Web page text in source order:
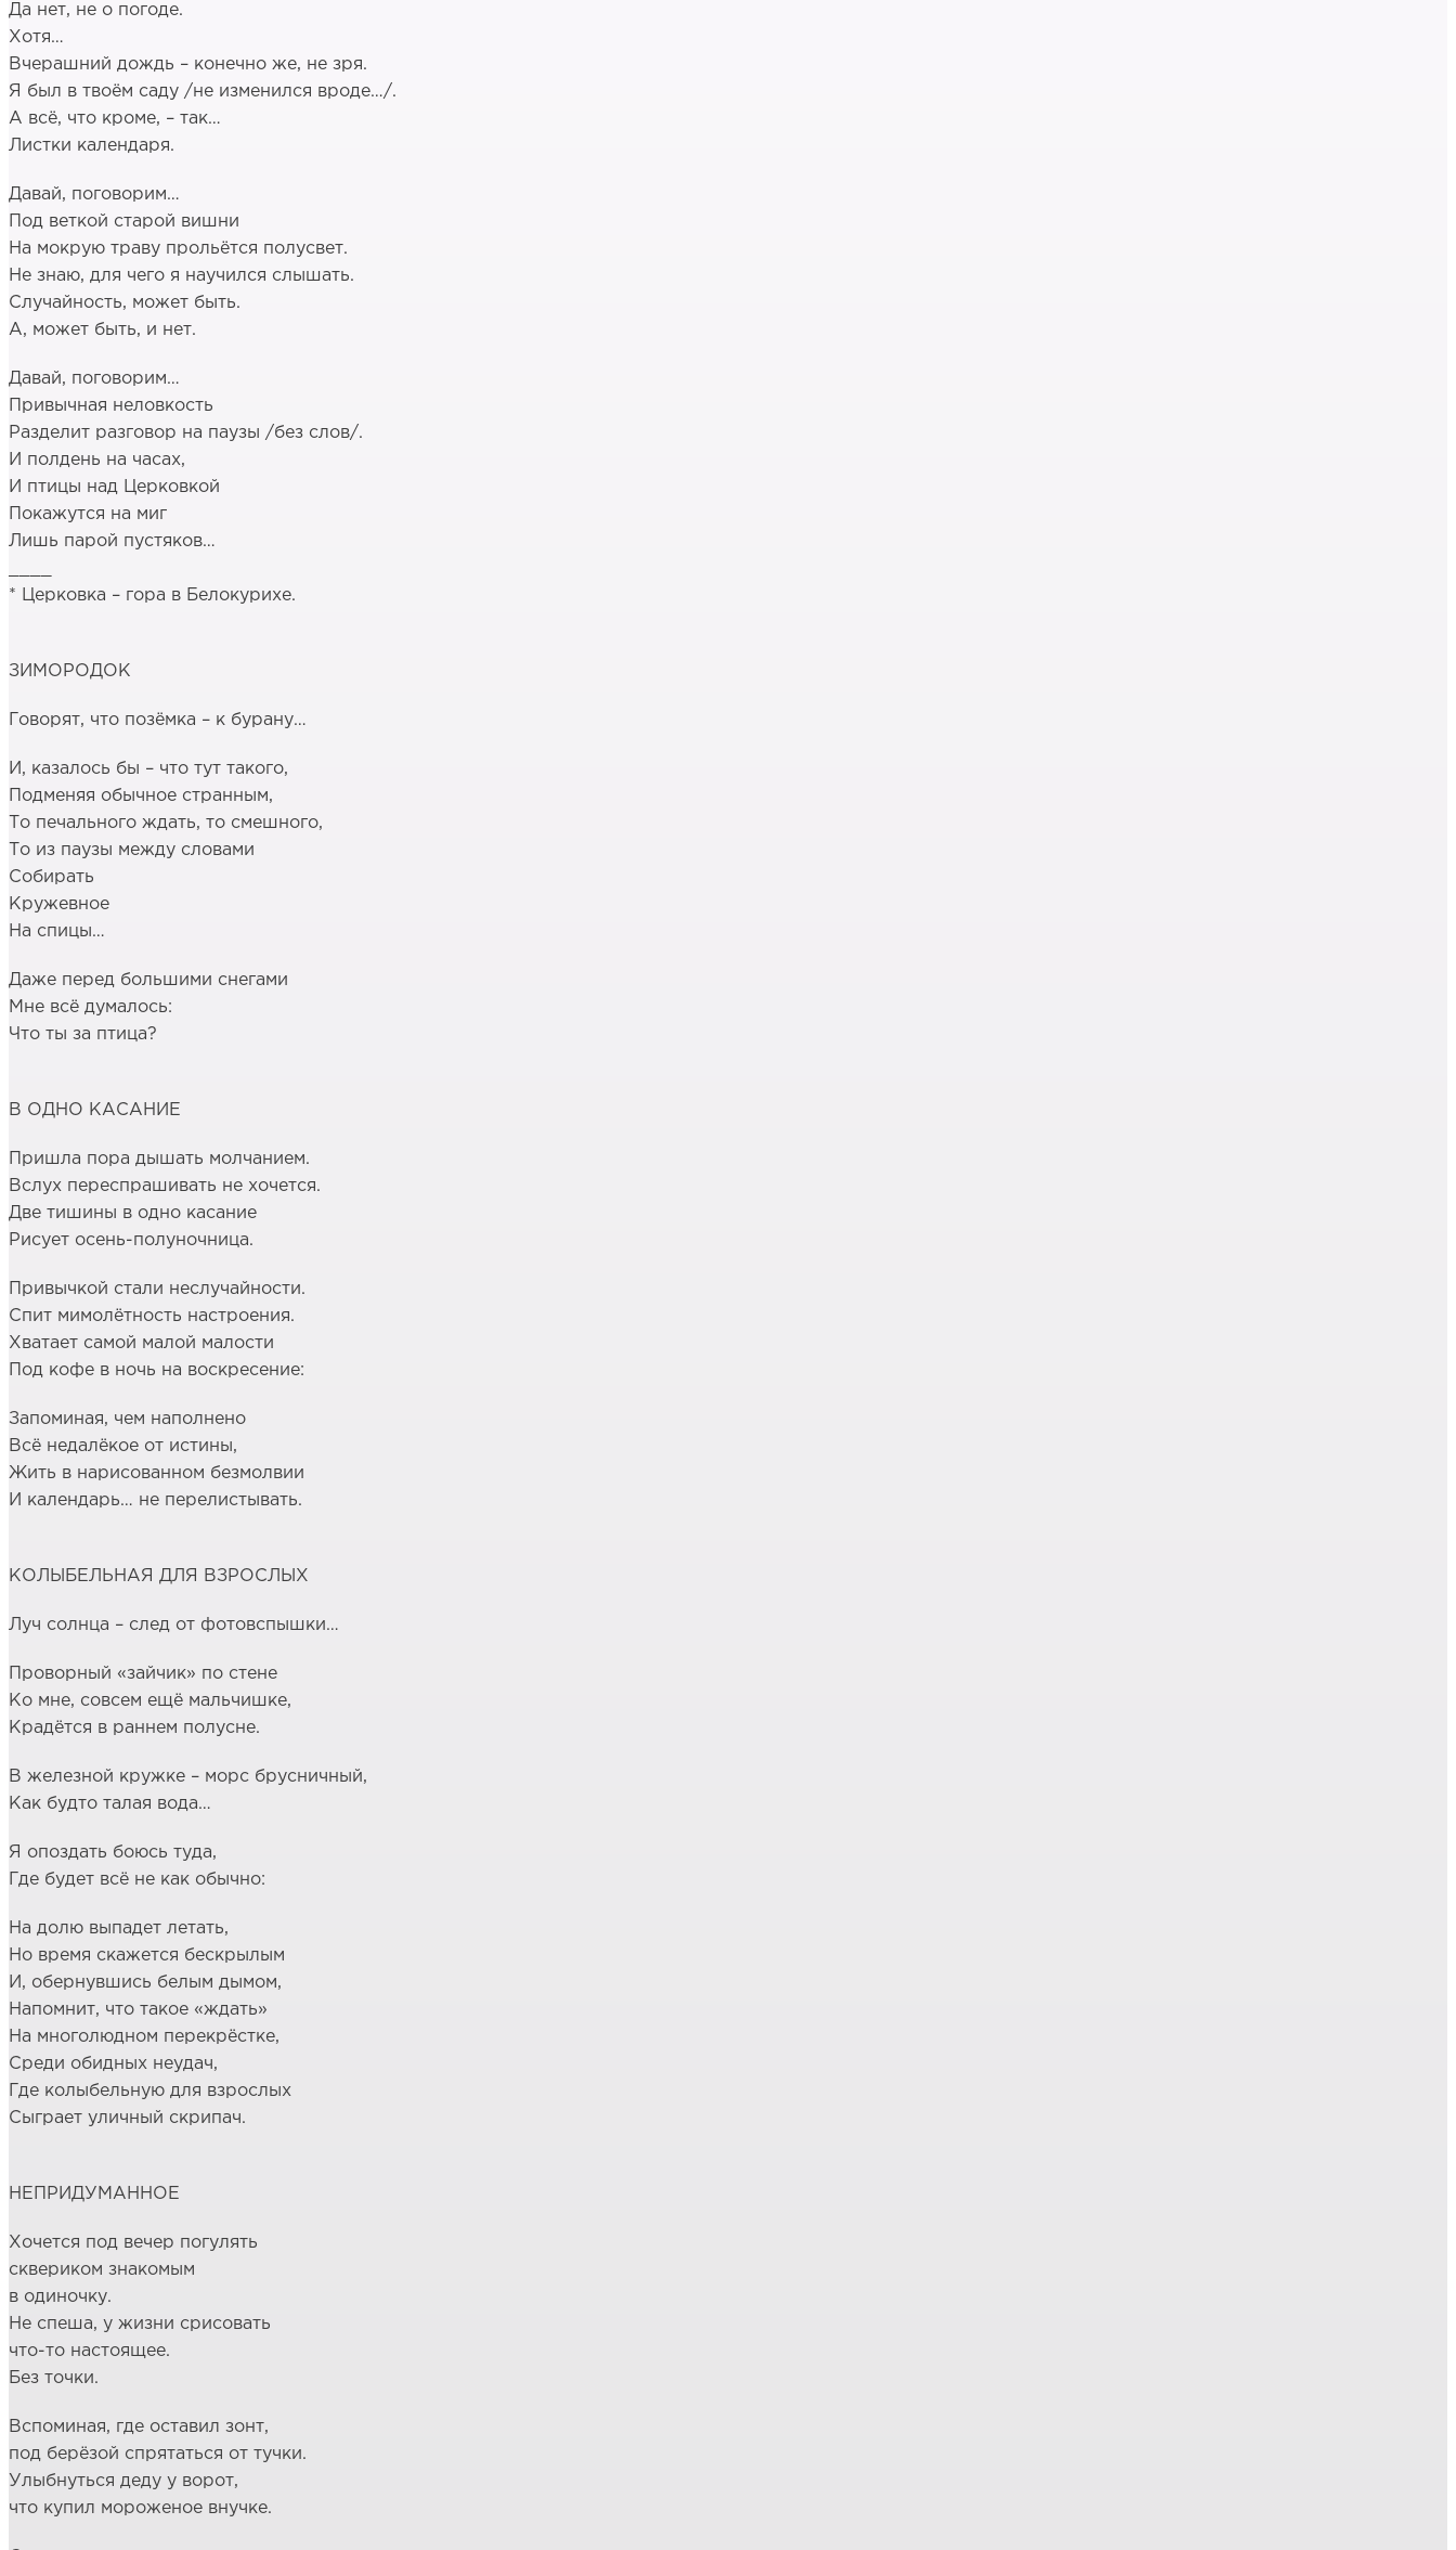
Да нет, не о погоде.
Хотя…
Вчерашний дождь – конечно же, не зря.
Я был в твоём саду /не изменился вроде…/.
А всё, что кроме, – так…
Листки календаря.
Давай, поговорим…
Под веткой старой вишни
На мокрую траву прольётся полусвет.
Не знаю, для чего я научился слышать.
Случайность, может быть.
А, может быть, и нет.
Давай, поговорим…
Привычная неловкость
Разделит разговор на паузы /без слов/.
И полдень на часах,
И птицы над Церковкой
Покажутся на миг
Лишь парой пустяков…
* Церковка – гора в Белокурихе.
ЗИМОРОДОК
Говорят, что позёмка – к бурану…
И, казалось бы – что тут такого,
Подменяя обычное странным,
То печального ждать, то смешного,
То из паузы между словами
Собирать
Кружевное
На спицы…
Даже перед большими снегами
Мне всё думалось:
Что ты за птица?
В ОДНО КАСАНИЕ
Пришла пора дышать молчанием.
Вслух переспрашивать не хочется.
Две тишины в одно касание
Рисует осень-полуночница.
Привычкой стали неслучайности.
Спит мимолётность настроения.
Хватает самой малой малости
Под кофе в ночь на воскресение:
Запоминая, чем наполнено
Всё недалёкое от истины,
Жить в нарисованном безмолвии
И календарь… не перелистывать.
КОЛЫБЕЛЬНАЯ ДЛЯ ВЗРОСЛЫХ
Луч солнца – след от фотовспышки…
Проворный «зайчик» по стене
Ко мне, совсем ещё мальчишке,
Крадётся в раннем полусне.
В железной кружке – морс брусничный,
Как будто талая вода…
Я опоздать боюсь туда,
Где будет всё не как обычно:
На долю выпадет летать,
Но время скажется бескрылым
И, обернувшись белым дымом,
Напомнит, что такое «ждать»
На многолюдном перекрёстке,
Среди обидных неудач,
Где колыбельную для взрослых
Сыграет уличный скрипач.
НЕПРИДУМАННОЕ
Хочется под вечер погулять
сквериком знакомым
в одиночку.
Не спеша, у жизни срисовать
что-то настоящее.
Без точки.
Вспоминая, где оставил зонт,
под берёзой спрятаться от тучки.
Улыбнуться деду у ворот,
что купил мороженое внучке.